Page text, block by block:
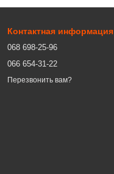
Контактная информация
068 698-25-96
066 654-31-22
Перезвонить вам?